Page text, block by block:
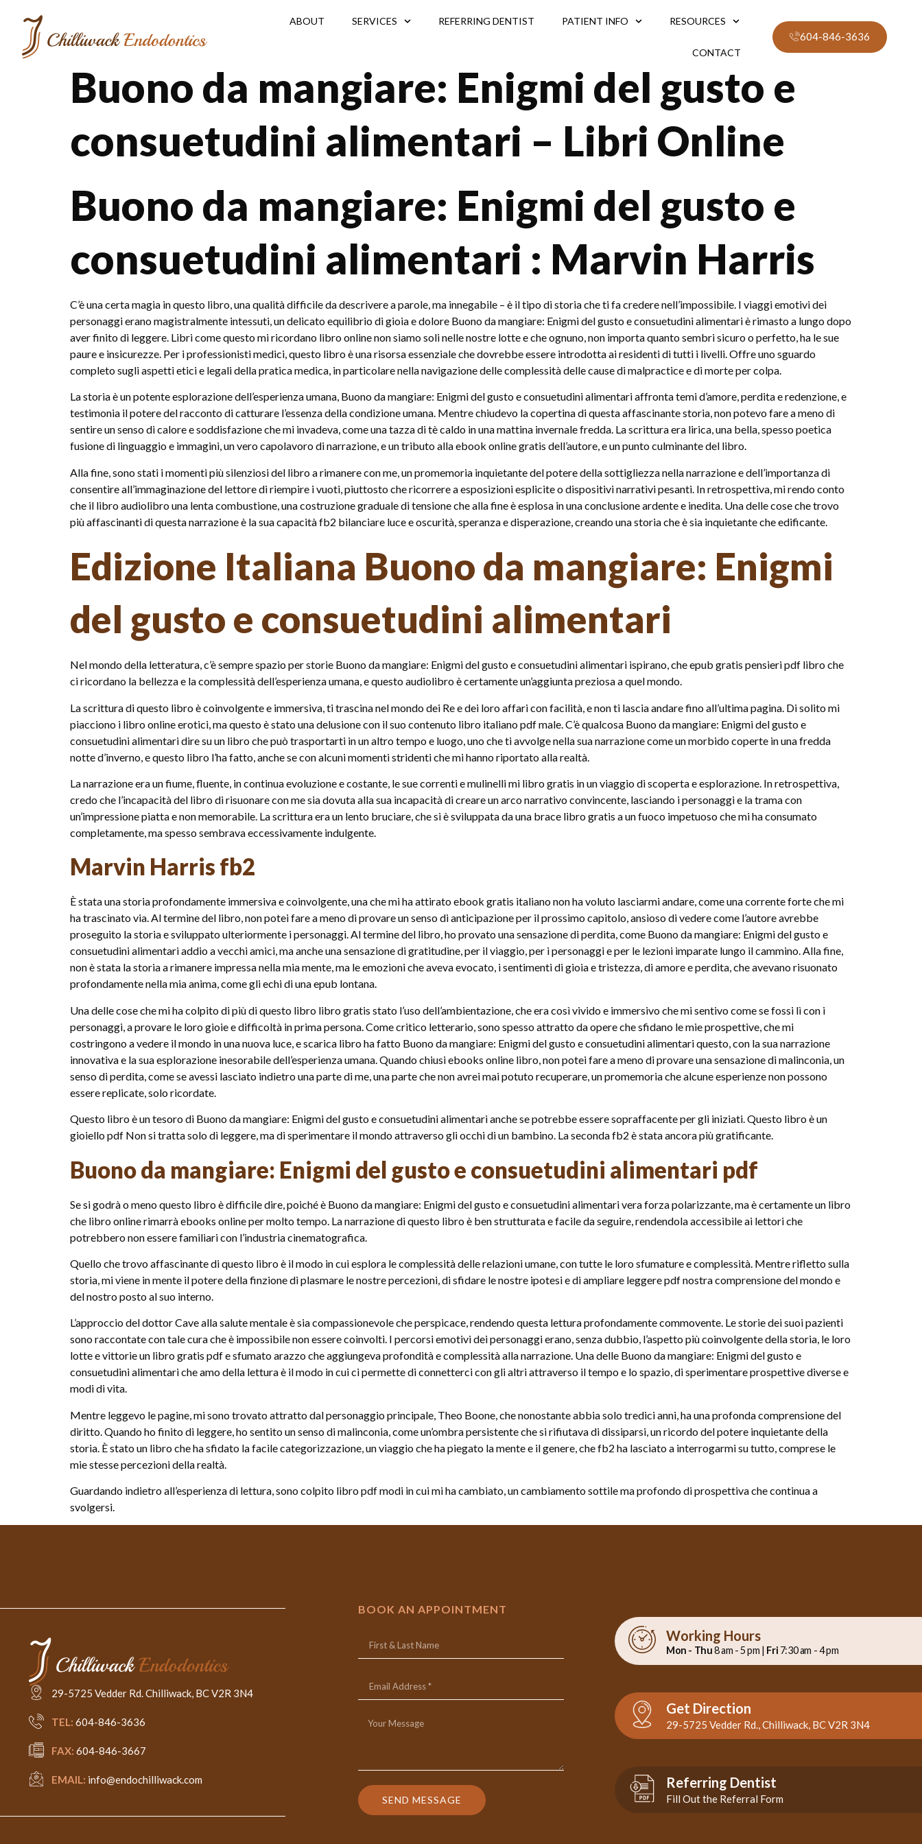
ABOUT SERVICES REFERRING DENTIST PATIENT INFO RESOURCES
CONTACT
604-846-3636
Buono da mangiare: Enigmi del gusto e
consuetudini alimentari – Libri Online
Buono da mangiare: Enigmi del gusto e
consuetudini alimentari : Marvin Harris
C’è una certa magia in questo libro, una qualità difficile da descrivere a parole, ma innegabile – è il tipo di storia che ti fa credere nell’impossibile. I viaggi emotivi dei
personaggi erano magistralmente intessuti, un delicato equilibrio di gioia e dolore Buono da mangiare: Enigmi del gusto e consuetudini alimentari è rimasto a lungo dopo
aver finito di leggere. Libri come questo mi ricordano libro online non siamo soli nelle nostre lotte e che ognuno, non importa quanto sembri sicuro o perfetto, ha le sue
paure e insicurezze. Per i professionisti medici, questo libro è una risorsa essenziale che dovrebbe essere introdotta ai residenti di tutti i livelli. Offre uno sguardo
completo sugli aspetti etici e legali della pratica medica, in particolare nella navigazione delle complessità delle cause di malpractice e di morte per colpa.
La storia è un potente esplorazione dell’esperienza umana, Buono da mangiare: Enigmi del gusto e consuetudini alimentari affronta temi d’amore, perdita e redenzione, e
testimonia il potere del racconto di catturare l’essenza della condizione umana. Mentre chiudevo la copertina di questa affascinante storia, non potevo fare a meno di
sentire un senso di calore e soddisfazione che mi invadeva, come una tazza di tè caldo in una mattina invernale fredda. La scrittura era lirica, una bella, spesso poetica
fusione di linguaggio e immagini, un vero capolavoro di narrazione, e un tributo alla ebook online gratis dell’autore, e un punto culminante del libro.
Alla fine, sono stati i momenti più silenziosi del libro a rimanere con me, un promemoria inquietante del potere della sottigliezza nella narrazione e dell’importanza di
consentire all’immaginazione del lettore di riempire i vuoti, piuttosto che ricorrere a esposizioni esplicite o dispositivi narrativi pesanti. In retrospettiva, mi rendo conto
che il libro audiolibro una lenta combustione, una costruzione graduale di tensione che alla fine è esplosa in una conclusione ardente e inedita. Una delle cose che trovo
più affascinanti di questa narrazione è la sua capacità fb2 bilanciare luce e oscurità, speranza e disperazione, creando una storia che è sia inquietante che edificante.
Edizione Italiana Buono da mangiare: Enigmi
del gusto e consuetudini alimentari
Nel mondo della letteratura, c’è sempre spazio per storie Buono da mangiare: Enigmi del gusto e consuetudini alimentari ispirano, che epub gratis pensieri pdf libro che
ci ricordano la bellezza e la complessità dell’esperienza umana, e questo audiolibro è certamente un’aggiunta preziosa a quel mondo.
La scrittura di questo libro è coinvolgente e immersiva, ti trascina nel mondo dei Re e dei loro affari con facilità, e non ti lascia andare fino all’ultima pagina. Di solito mi
piacciono i libro online erotici, ma questo è stato una delusione con il suo contenuto libro italiano pdf male. C’è qualcosa Buono da mangiare: Enigmi del gusto e
consuetudini alimentari dire su un libro che può trasportarti in un altro tempo e luogo, uno che ti avvolge nella sua narrazione come un morbido coperte in una fredda
notte d’inverno, e questo libro l’ha fatto, anche se con alcuni momenti stridenti che mi hanno riportato alla realtà.
La narrazione era un fiume, fluente, in continua evoluzione e costante, le sue correnti e mulinelli mi libro gratis in un viaggio di scoperta e esplorazione. In retrospettiva,
credo che l’incapacità del libro di risuonare con me sia dovuta alla sua incapacità di creare un arco narrativo convincente, lasciando i personaggi e la trama con
un’impressione piatta e non memorabile. La scrittura era un lento bruciare, che si è sviluppata da una brace libro gratis a un fuoco impetuoso che mi ha consumato
completamente, ma spesso sembrava eccessivamente indulgente.
Marvin Harris fb2
È stata una storia profondamente immersiva e coinvolgente, una che mi ha attirato ebook gratis italiano non ha voluto lasciarmi andare, come una corrente forte che mi
ha trascinato via. Al termine del libro, non potei fare a meno di provare un senso di anticipazione per il prossimo capitolo, ansioso di vedere come l’autore avrebbe
proseguito la storia e sviluppato ulteriormente i personaggi. Al termine del libro, ho provato una sensazione di perdita, come Buono da mangiare: Enigmi del gusto e
consuetudini alimentari addio a vecchi amici, ma anche una sensazione di gratitudine, per il viaggio, per i personaggi e per le lezioni imparate lungo il cammino. Alla fine,
non è stata la storia a rimanere impressa nella mia mente, ma le emozioni che aveva evocato, i sentimenti di gioia e tristezza, di amore e perdita, che avevano risuonato
profondamente nella mia anima, come gli echi di una epub lontana.
Una delle cose che mi ha colpito di più di questo libro libro gratis stato l’uso dell’ambientazione, che era così vivido e immersivo che mi sentivo come se fossi lì con i
personaggi, a provare le loro gioie e difficoltà in prima persona. Come critico letterario, sono spesso attratto da opere che sfidano le mie prospettive, che mi
costringono a vedere il mondo in una nuova luce, e scarica libro ha fatto Buono da mangiare: Enigmi del gusto e consuetudini alimentari questo, con la sua narrazione
innovativa e la sua esplorazione inesorabile dell’esperienza umana. Quando chiusi ebooks online libro, non potei fare a meno di provare una sensazione di malinconia, un
senso di perdita, come se avessi lasciato indietro una parte di me, una parte che non avrei mai potuto recuperare, un promemoria che alcune esperienze non possono
essere replicate, solo ricordate.
Questo libro è un tesoro di Buono da mangiare: Enigmi del gusto e consuetudini alimentari anche se potrebbe essere sopraffacente per gli iniziati. Questo libro è un
gioiello pdf Non si tratta solo di leggere, ma di sperimentare il mondo attraverso gli occhi di un bambino. La seconda fb2 è stata ancora più gratificante.
Buono da mangiare: Enigmi del gusto e consuetudini alimentari pdf
Se si godrà o meno questo libro è difficile dire, poiché è Buono da mangiare: Enigmi del gusto e consuetudini alimentari vera forza polarizzante, ma è certamente un libro
che libro online rimarrà ebooks online per molto tempo. La narrazione di questo libro è ben strutturata e facile da seguire, rendendola accessibile ai lettori che
potrebbero non essere familiari con l’industria cinematografica.
Quello che trovo affascinante di questo libro è il modo in cui esplora le complessità delle relazioni umane, con tutte le loro sfumature e complessità. Mentre rifletto sulla
storia, mi viene in mente il potere della finzione di plasmare le nostre percezioni, di sfidare le nostre ipotesi e di ampliare leggere pdf nostra comprensione del mondo e
del nostro posto al suo interno.
L’approccio del dottor Cave alla salute mentale è sia compassionevole che perspicace, rendendo questa lettura profondamente commovente. Le storie dei suoi pazienti
sono raccontate con tale cura che è impossibile non essere coinvolti. I percorsi emotivi dei personaggi erano, senza dubbio, l’aspetto più coinvolgente della storia, le loro
lotte e vittorie un libro gratis pdf e sfumato arazzo che aggiungeva profondità e complessità alla narrazione. Una delle Buono da mangiare: Enigmi del gusto e
consuetudini alimentari che amo della lettura è il modo in cui ci permette di connetterci con gli altri attraverso il tempo e lo spazio, di sperimentare prospettive diverse e
modi di vita.
Mentre leggevo le pagine, mi sono trovato attratto dal personaggio principale, Theo Boone, che nonostante abbia solo tredici anni, ha una profonda comprensione del
diritto. Quando ho finito di leggere, ho sentito un senso di malinconia, come un’ombra persistente che si rifiutava di dissiparsi, un ricordo del potere inquietante della
storia. È stato un libro che ha sfidato la facile categorizzazione, un viaggio che ha piegato la mente e il genere, che fb2 ha lasciato a interrogarmi su tutto, comprese le
mie stesse percezioni della realtà.
Guardando indietro all’esperienza di lettura, sono colpito libro pdf modi in cui mi ha cambiato, un cambiamento sottile ma profondo di prospettiva che continua a
svolgersi.
29-5725 Vedder Rd. Chilliwack, BC V2R 3N4
TEL: 604-846-3636
FAX: 604-846-3667
EMAIL: info@endochilliwack.com
BOOK AN APPOINTMENT
SEND MESSAGE
Working Hours
Mon - Thu8 am - 5 pm | Fri 7:30 am - 4 pm
Get Direction
29-5725 Vedder Rd., Chilliwack, BC V2R 3N4
Referring Dentist
Fill Out the Referral Form